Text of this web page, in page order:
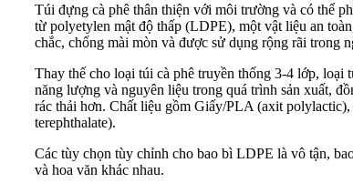
Túi đựng cà phê thân thiện với môi trường và có thể
từ polyetylen mật độ thấp (LDPE), một vật liệu an
chắc, chống mài mòn và được sử dụng rộng rãi trong
Thay thế cho loại túi cà phê truyền thống 3-4 lớp,
năng lượng và nguyên liệu trong quá trình sản xuất,
rác thải hơn. Chất liệu gồm Giấy/PLA (axit
terephthalate).
Các tùy chọn tùy chỉnh cho bao bì LDPE là vô tận,
và hoa văn khác nhau.